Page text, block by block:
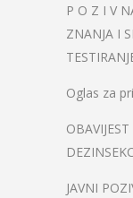
P O Z I V
ZNANJA I
Oglas za
JAVNI